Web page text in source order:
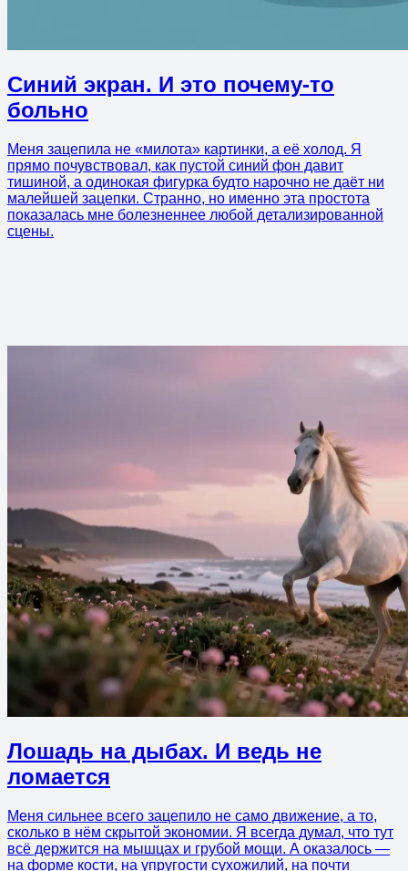
Синий экран. И это почему-то
больно
Меня зацепила не «милота» картинки, а её холод. Я
прямо почувствовал, как пустой синий фон давит
тишиной, а одинокая фигурка будто нарочно не даёт ни
малейшей зацепки. Странно, но именно эта простота
показалась мне болезненнее любой детализированной
сцены.
Лошадь на дыбах. И ведь не
ломается
Меня сильнее всего зацепило не само движение, а то,
сколько в нём скрытой экономии. Я всегда думал, что тут
всё держится на мышцах и грубой мощи. А оказалось —
на форме кости, на упругости сухожилий, на почти